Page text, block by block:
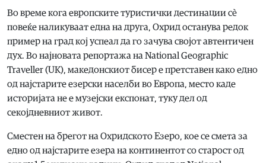
Во време кога европските туристички дестинации сè
повеќе наликуваат една на друга, Охрид останува редок
пример на град кој успеал да го зачува својот автентичен
дух. Во најновата репортажа на National Geographic
Traveller (UK), македонскиот бисер е претставен како едно
од најстарите езерски населби во Европа, место каде
историјата не е музејски експонат, туку дел од
секојдневниот живот.
Сместен на брегот на Охридското Езеро, кое се смета за
едно од најстарите езера на континентот со старост од